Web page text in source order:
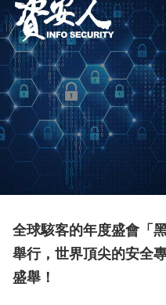
全球駭客的年度盛會「
舉行，世界頂尖的安全
盛舉！